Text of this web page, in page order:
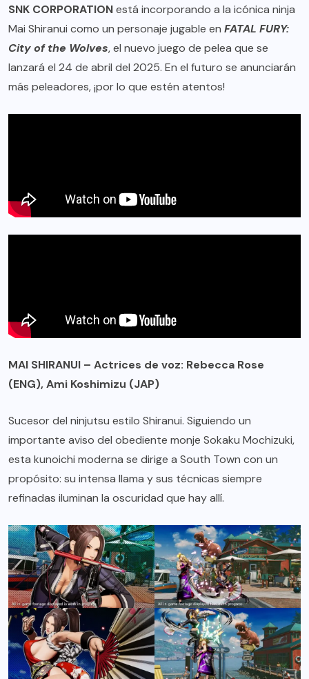
SNK CORPORATIONestá incorporando a la icónica ninja
Mai Shiranui como un personaje jugable en FATAL FURY:
City of the Wolves, el nuevo juego de pelea que se
lanzará el 24 de abril del 2025. En el futuro se anunciarán
más peleadores, ¡por lo que estén atentos!
MAI SHIRANUI – Actrices de voz: Rebecca Rose
(ENG), Ami Koshimizu (JAP)
Sucesor del ninjutsu estilo Shiranui. Siguiendo un
importante aviso del obediente monje Sokaku Mochizuki,
esta kunoichi moderna se dirige a South Town con un
propósito: su intensa llama y sus técnicas siempre
refinadas iluminan la oscuridad que hay allí.